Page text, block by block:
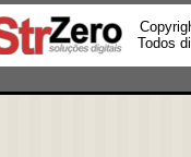
Todos